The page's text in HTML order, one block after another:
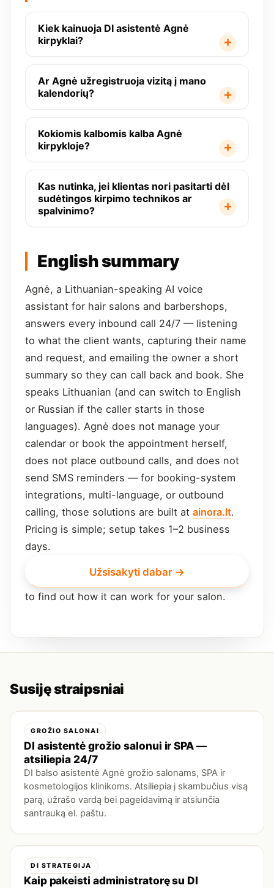
Kiek kainuoja DI asistentė Agnė
kirpyklai?
Ar Agnė užregistruoja vizitą į mano
kalendorių?
Kokiomis kalbomis kalba Agnė
kirpykloje?
Kas nutinka, jei klientas nori pasitarti dėl
sudėtingos kirpimo technikos ar
spalvinimo?
English summary
Agnė, a Lithuanian-speaking AI voice
assistant for hair salons and barbershops,
answers every inbound call 24/7 — listening
to what the client wants, capturing their name
and request, and emailing the owner a short
summary so they can call back and book. She
speaks Lithuanian (and can switch to English
or Russian if the caller starts in those
languages). Agnė does not manage your
calendar or book the appointment herself,
does not place outbound calls, and does not
send SMS reminders — for booking-system
integrations, multi-language, or outbound
calling, those solutions are built at ainora.lt.
Pricing is simple; setup takes 1–2 business
days.
Užsisakyti dabar →
to find out how it can work for your salon.
Susiję straipsniai
GROŽIO SALONAI
DI asistentė grožio salonui ir SPA —
atsiliepia 24/7
DI balso asistentė Agnė grožio salonams, SPA ir
kosmetologijos klinikoms. Atsiliepia į skambučius visą
parą, užrašo vardą bei pageidavimą ir atsiunčia
santrauką el. paštu.
DI STRATEGIJA
Kaip pakeisti administratorę su DI